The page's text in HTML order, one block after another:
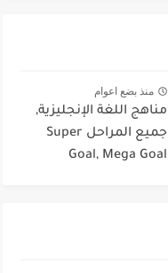
منذ بضع اعوام
مناهج اللغة الإنجليزية,
جميع المراحل Super
Goal, Mega Goal